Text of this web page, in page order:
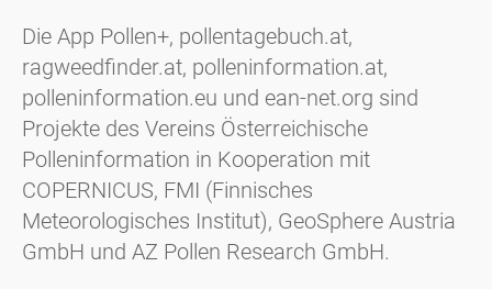
Die App Pollen+, pollentagebuch.at,
ragweedfinder.at, polleninformation.at,
polleninformation.eu und ean-net.org sind
Projekte des Vereins Österreichische
Polleninformation in Kooperation mit
COPERNICUS, FMI (Finnisches
Meteorologisches Institut), GeoSphere Austria
GmbH und AZ Pollen Research GmbH.